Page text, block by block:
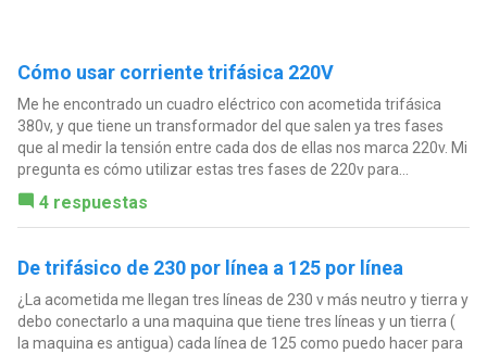
Cómo usar corriente trifásica 220V
Me he encontrado un cuadro eléctrico con acometida trifásica
380v, y que tiene un transformador del que salen ya tres fases
que al medir la tensión entre cada dos de ellas nos marca 220v. Mi
pregunta es cómo utilizar estas tres fases de 220v para...
4 respuestas
De trifásico de 230 por línea a 125 por línea
¿La acometida me llegan tres líneas de 230 v más neutro y tierra y
debo conectarlo a una maquina que tiene tres líneas y un tierra (
la maquina es antigua) cada línea de 125 como puedo hacer para